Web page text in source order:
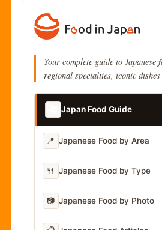
Your complete guide to Japanese
regional specialties, iconic dishes
Japan Food Guide
📍 Japanese Food by Area
🍴 Japanese Food by Type
📷 Japanese Food by Photo